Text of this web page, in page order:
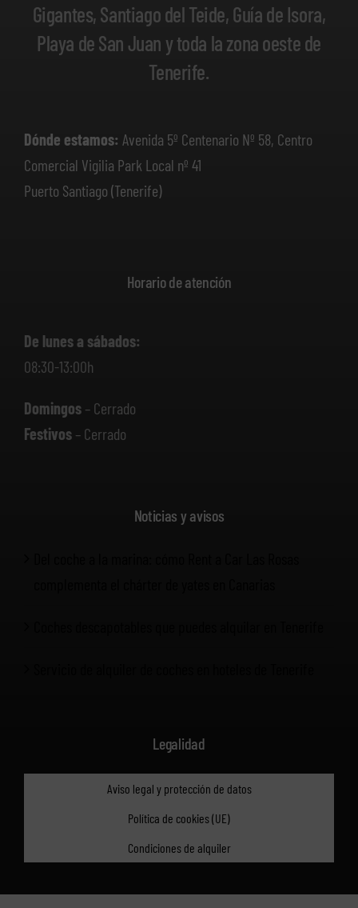
Gigantes, Santiago del Teide, Guía de Isora,
Playa de San Juan y toda la zona oeste de
Tenerife.
Dónde estamos: Avenida 5º Centenario Nº 58, Centro
Comercial Vigilia Park Local nº 41
Puerto Santiago (Tenerife)
Horario de atención
De lunes a sábados:
08:30-13:00h
Domingos– Cerrado
Festivos– Cerrado
Noticias y avisos
Legalidad
Aviso legal y protección de datos
Política de cookies (UE)
Condiciones de alquiler